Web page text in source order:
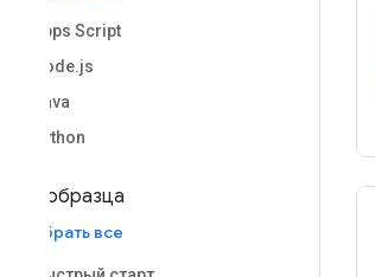
Apps Script
Node.js
Java
Python
Тип образца
Выбрать все